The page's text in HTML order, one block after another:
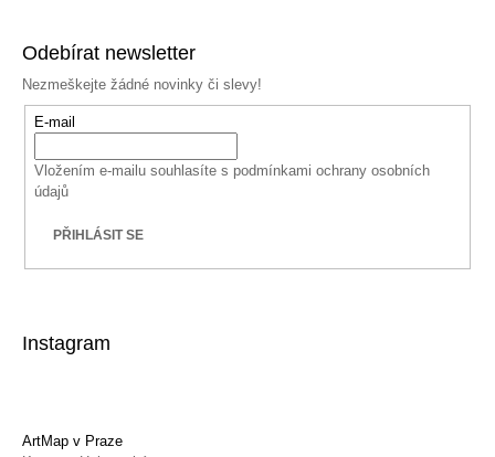
Odebírat newsletter
Nezmeškejte žádné novinky či slevy!
E-mail
Vložením e-mailu souhlasíte s podmínkami ochrany osobních
údajů
PŘIHLÁSIT SE
Instagram
ArtMap v Praze